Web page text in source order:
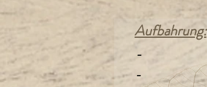
Aufbahrung:
-
-